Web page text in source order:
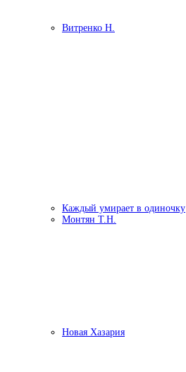
Витренко Н.
Каждый умирает в одиночку
Монтян Т.Н.
Новая Хазария